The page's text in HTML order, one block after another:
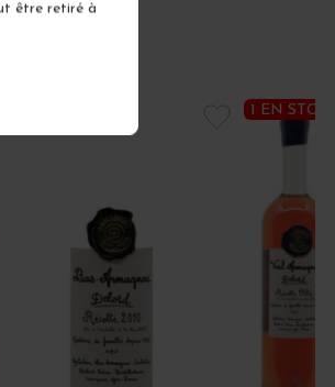
être retiré à
1 EN STOCK